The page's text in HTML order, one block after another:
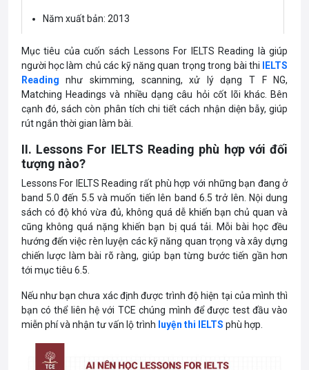
Năm xuất bản: 2013
hợp TPHCM
Số trang: 171
Định dạng: PDF + Audio
Mục tiêu của cuốn sách Lessons For IELTS Reading là giúp
người học làm chủ các kỹ năng quan trọng trong bài thi
IELTS
Reading như skimming, scanning, xử lý dạng T F NG,
Matching Headings và nhiều dạng câu hỏi cốt lõi khác. Bên
cạnh đó, sách còn phân tích chi tiết cách nhận diện bẫy, giúp
rút ngắn thời gian làm bài.
II. Lessons For IELTS Reading phù hợp với đối
tượng nào?
Lessons For IELTS Reading rất phù hợp với những bạn đang ở
band 5.0 đến 5.5 và muốn tiến lên band 6.5 trở lên. Nội dung
sách có độ khó vừa đủ, không quá dễ khiến bạn chủ quan và
cũng không quá nặng khiến bạn bị quá tải. Mỗi bài học đều
hướng đến việc rèn luyện các kỹ năng quan trọng và xây dựng
chiến lược làm bài rõ ràng, giúp bạn từng bước tiến gần hơn
tới mục tiêu 6.5.
Nếu như bạn chưa xác định được trình độ hiện tại của mình thì
bạn có thể liên hệ với TCE chúng mình để được test đầu vào
miễn phí và nhận tư vấn lộ trình luyện thi IELTS phù hợp.